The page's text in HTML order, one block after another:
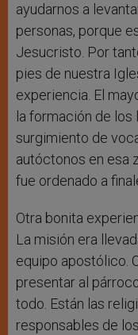
ayudarnos a
personas, porque
Jesucristo. Por
pies de nuestra
experiencia. El
la formación de los
surgimiento de
autóctonos en esa
fue ordenado a
Otra bonita
La misión era
equipo apostólico.
presentar al
todo. Están las
responsables de